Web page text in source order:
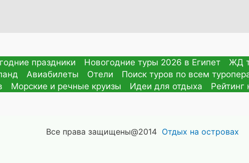
праздники Новогодние туры 2026 в Египет ЖД
Авиабилеты Отели Поиск туров по всем
Морские и речные круизы Идеи для отдыха Рейтинг
Все права защищены@2014 Отдых на островах